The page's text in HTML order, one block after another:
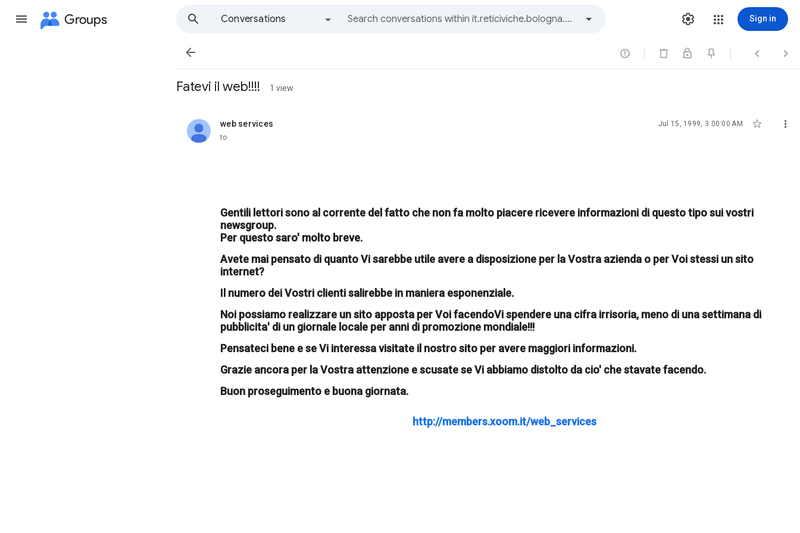
Groups
Conversations
Sign in
   
Fatevi il web!!!! 1 view
web services
unread, Jul 15, 1999, 3:00:00 AM  
to
Gentili lettori sono al corrente del fatto che non fa molto piacere ricevere informazioni di questo tipo sui vostri
newsgroup.
Per questo saro' molto breve.
Avete mai pensato di quanto Vi sarebbe utile avere a disposizione per la Vostra azienda o per Voi stessi un sito
internet?
Il numero dei Vostri clienti salirebbe in maniera esponenziale.
Noi possiamo realizzare un sito apposta per Voi facendoVi spendere una cifra irrisoria, meno di una settimana di
pubblicita' di un giornale locale per anni di promozione mondiale!!!
Pensateci bene e se Vi interessa visitate il nostro sito per avere maggiori informazioni.
Grazie ancora per la Vostra attenzione e scusate se Vi abbiamo distolto da cio' che stavate facendo.
Buon proseguimento e buona giornata.
http://members.xoom.it/web_services